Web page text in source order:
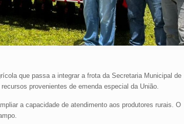
que passa a integrar a frota da Secretaria Municipal de
provenientes de emenda especial da União.
a capacidade de atendimento aos produtores rurais. O